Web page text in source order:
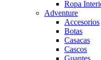
Ropa
Adventure
Accesorios
Botas
Casacas
Cascos
Guantes